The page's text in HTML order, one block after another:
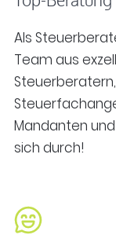
Als
Team aus
Mandanten
sich durch!